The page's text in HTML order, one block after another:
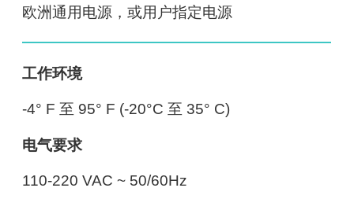
欧洲通用电源，或用户指定电源
工作环境
-4° F 至 95° F (-20°C 至 35° C)
电气要求
110-220 VAC ~ 50/60Hz